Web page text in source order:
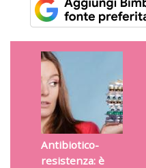
Antibiotico-
resistenza: è